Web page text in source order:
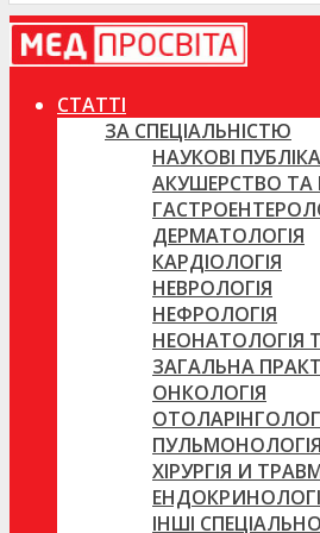
СТАТТІ
ЗА СПЕЦІАЛЬНІСТЮ
НАУКОВІ
АКУШЕРСТВО ТА
ДЕРМАТОЛОГІЯ
КАРДІОЛОГІЯ
НЕВРОЛОГІЯ
НЕФРОЛОГІЯ
НЕОНАТОЛОГІЯ
ЗАГАЛЬНА
ОНКОЛОГІЯ
ХІРУРГІЯ И
ІНШІ